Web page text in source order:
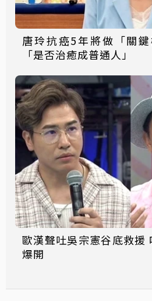
唐玲抗癌5年將做「關
「是否治癒成普通人」
歐漢聲吐吳宗憲谷底救援
爆開